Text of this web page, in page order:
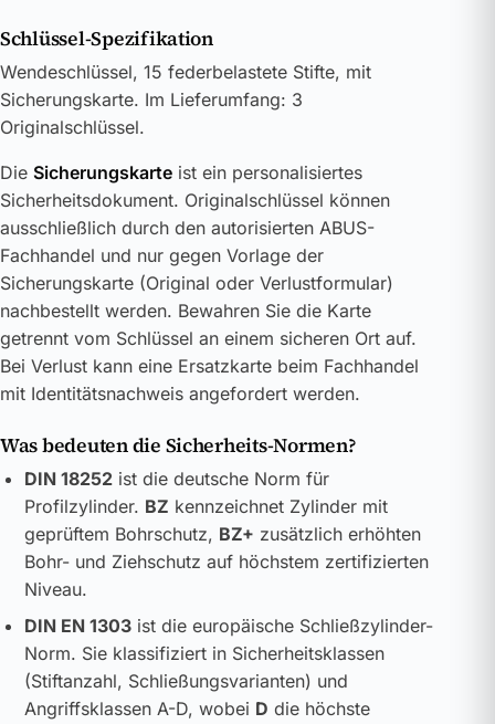
Schlüssel-Spezifikation
Wendeschlüssel, 15 federbelastete Stifte, mit
Sicherungskarte. Im Lieferumfang: 3
Originalschlüssel.
Die Sicherungskarte ist ein personalisiertes
Sicherheitsdokument. Originalschlüssel können
ausschließlich durch den autorisierten ABUS-
Fachhandel und nur gegen Vorlage der
Sicherungskarte (Original oder Verlustformular)
nachbestellt werden. Bewahren Sie die Karte
getrennt vom Schlüssel an einem sicheren Ort auf.
Bei Verlust kann eine Ersatzkarte beim Fachhandel
mit Identitätsnachweis angefordert werden.
Was bedeuten die Sicherheits-Normen?
DIN 18252ist die deutsche Norm für
Profilzylinder. BZ kennzeichnet Zylinder mit
geprüftem Bohrschutz, BZ+ zusätzlich erhöhten
Bohr- und Ziehschutz auf höchstem zertifizierten
Niveau.
DIN EN 1303ist die europäische Schließzylinder-
Norm. Sie klassifiziert in Sicherheitsklassen
(Stiftanzahl, Schließungsvarianten) und
Angriffsklassen A-D, wobei D die höchste